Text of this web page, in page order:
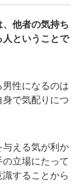
他者の気持ち
人ということで
性になるのは
で気配りにつ
える気が利か
立場にたって
することから